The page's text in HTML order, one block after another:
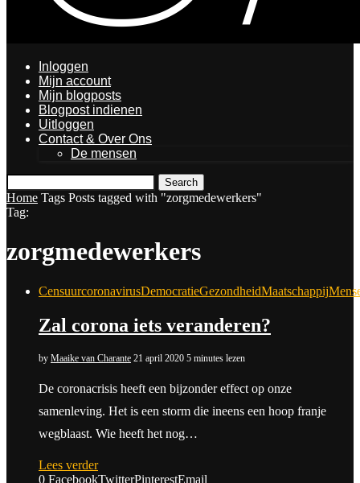
Inloggen
Mijn account
Mijn blogposts
Blogpost indienen
Uitloggen
Contact & Over Ons
De mensen
Search
Home Tags Posts tagged with "zorgmedewerkers"
Tag:
zorgmedewerkers
CensuurcoronavirusDemocratieGezondheidMaatschappij
Zal corona iets veranderen?
by Maaike van Charante 21 april 2020 5 minutes lezen
De coronacrisis heeft een bijzonder effect op onze
samenleving. Het is een storm die ineens een hoop franje
wegblaast. Wie heeft het nog…
Lees verder
0 FacebookTwitterPinterestEmail